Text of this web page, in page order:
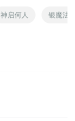
神启何人 银魔法